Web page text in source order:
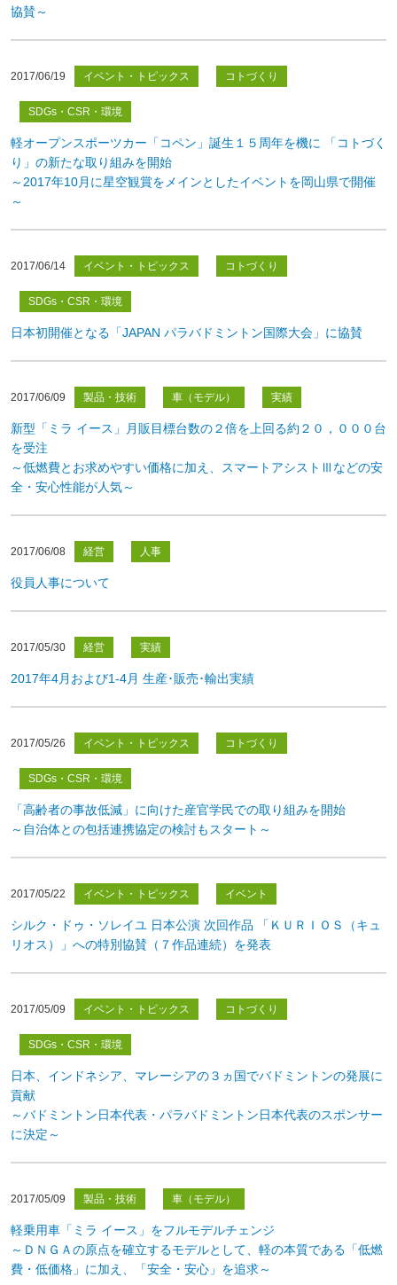
協賛～
2017/06/19 イベント・トピックス コトづくり
SDGs・CSR・環境
軽オープンスポーツカー「コペン」誕生１５周年を機に 「コトづく
り」の新たな取り組みを開始
～2017年10月に星空観賞をメインとしたイベントを岡山県で開催
～
2017/06/14 イベント・トピックス コトづくり
SDGs・CSR・環境
日本初開催となる「JAPAN パラバドミントン国際大会」に協賛
2017/06/09 製品・技術 車（モデル） 実績
新型「ミラ イース」月販目標台数の２倍を上回る約２０，０００台
を受注
～低燃費とお求めやすい価格に加え、スマートアシストⅢなどの安
全・安心性能が人気～
2017/06/08 経営 人事
役員人事について
2017/05/30 経営 実績
2017年4月および1-4月 生産･販売･輸出実績
2017/05/26 イベント・トピックス コトづくり
SDGs・CSR・環境
「高齢者の事故低減」に向けた産官学民での取り組みを開始
～自治体との包括連携協定の検討もスタート～
2017/05/22 イベント・トピックス イベント
シルク・ドゥ・ソレイユ 日本公演 次回作品 「ＫＵＲＩＯＳ（キュ
リオス）」への特別協賛（７作品連続）を発表
2017/05/09 イベント・トピックス コトづくり
SDGs・CSR・環境
日本、インドネシア、マレーシアの３ヵ国でバドミントンの発展に
貢献
～バドミントン日本代表・パラバドミントン日本代表のスポンサー
に決定～
2017/05/09 製品・技術 車（モデル）
軽乗用車「ミラ イース」をフルモデルチェンジ
～ＤＮＧＡの原点を確立するモデルとして、軽の本質である「低燃
費・低価格」に加え、「安全・安心」を追求～